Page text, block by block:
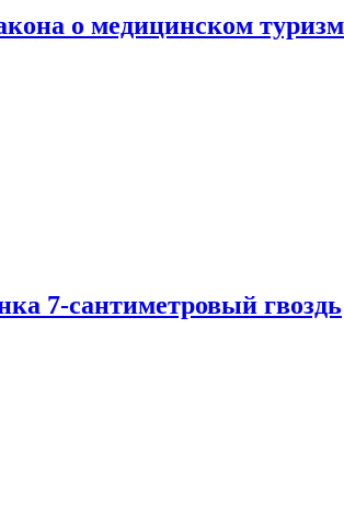
о медицинском
7-сантиметровый гвоздь